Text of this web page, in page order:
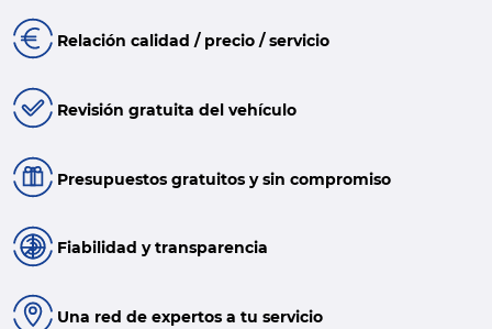
Relación calidad / precio / servicio
Revisión gratuita del vehículo
Presupuestos gratuitos y sin compromiso
Fiabilidad y transparencia
Una red de expertos a tu servicio